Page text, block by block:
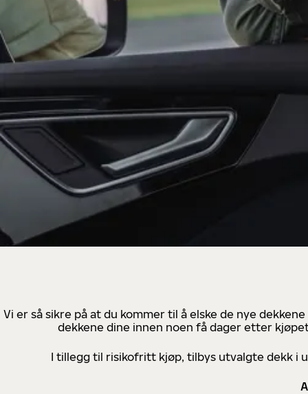
Vi er så sikre på at du kommer til å elske de nye
dekkene dine innen noen få dager etter
I tillegg til risikofritt kjøp, tilbys utvalgte dekk i